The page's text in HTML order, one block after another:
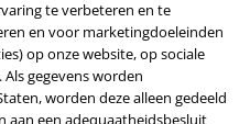
te verbeteren en te
en voor marketingdoeleinden
op onze website, op sociale
gegevens worden
worden deze alleen gedeeld
aan een adequaatheidsbesluit